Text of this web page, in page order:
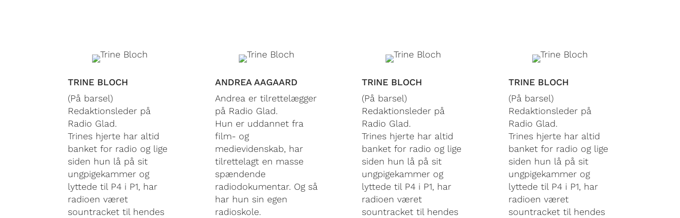
TRINE BLOCH
(På barsel)
Redaktionsleder på
Radio Glad.
Trines hjerte har altid
banket for radio og lige
siden hun lå på sit
ungpigekammer og
lyttede til P4 i P1, har
radioen været
sountracket til hendes
ANDREA AAGAARD
Andrea er tilrettelægger
på Radio Glad.
Hun er uddannet fra
film- og
medievidenskab, har
tilrettelagt en masse
spændende
radiodokumentar. Og så
har hun sin egen
radioskole.
TRINE BLOCH
(På barsel)
Redaktionsleder på
Radio Glad.
Trines hjerte har altid
banket for radio og lige
siden hun lå på sit
ungpigekammer og
lyttede til P4 i P1, har
radioen været
sountracket til hendes
TRINE BLOCH
(På barsel)
Redaktionsleder på
Radio Glad.
Trines hjerte har altid
banket for radio og lige
siden hun lå på sit
ungpigekammer og
lyttede til P4 i P1, har
radioen været
sountracket til hendes